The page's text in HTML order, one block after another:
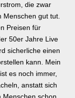
die zwar
Menschen gut tut.
Preisen für
50er Jahre Live
sicherliche einen
kann. Mein
es noch immer,
anstatt sich